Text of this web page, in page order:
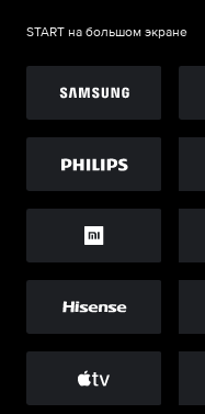
START на большом экране